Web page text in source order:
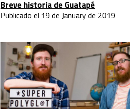
Breve historia de Guatapé
Publicado el 19 de January de 2019